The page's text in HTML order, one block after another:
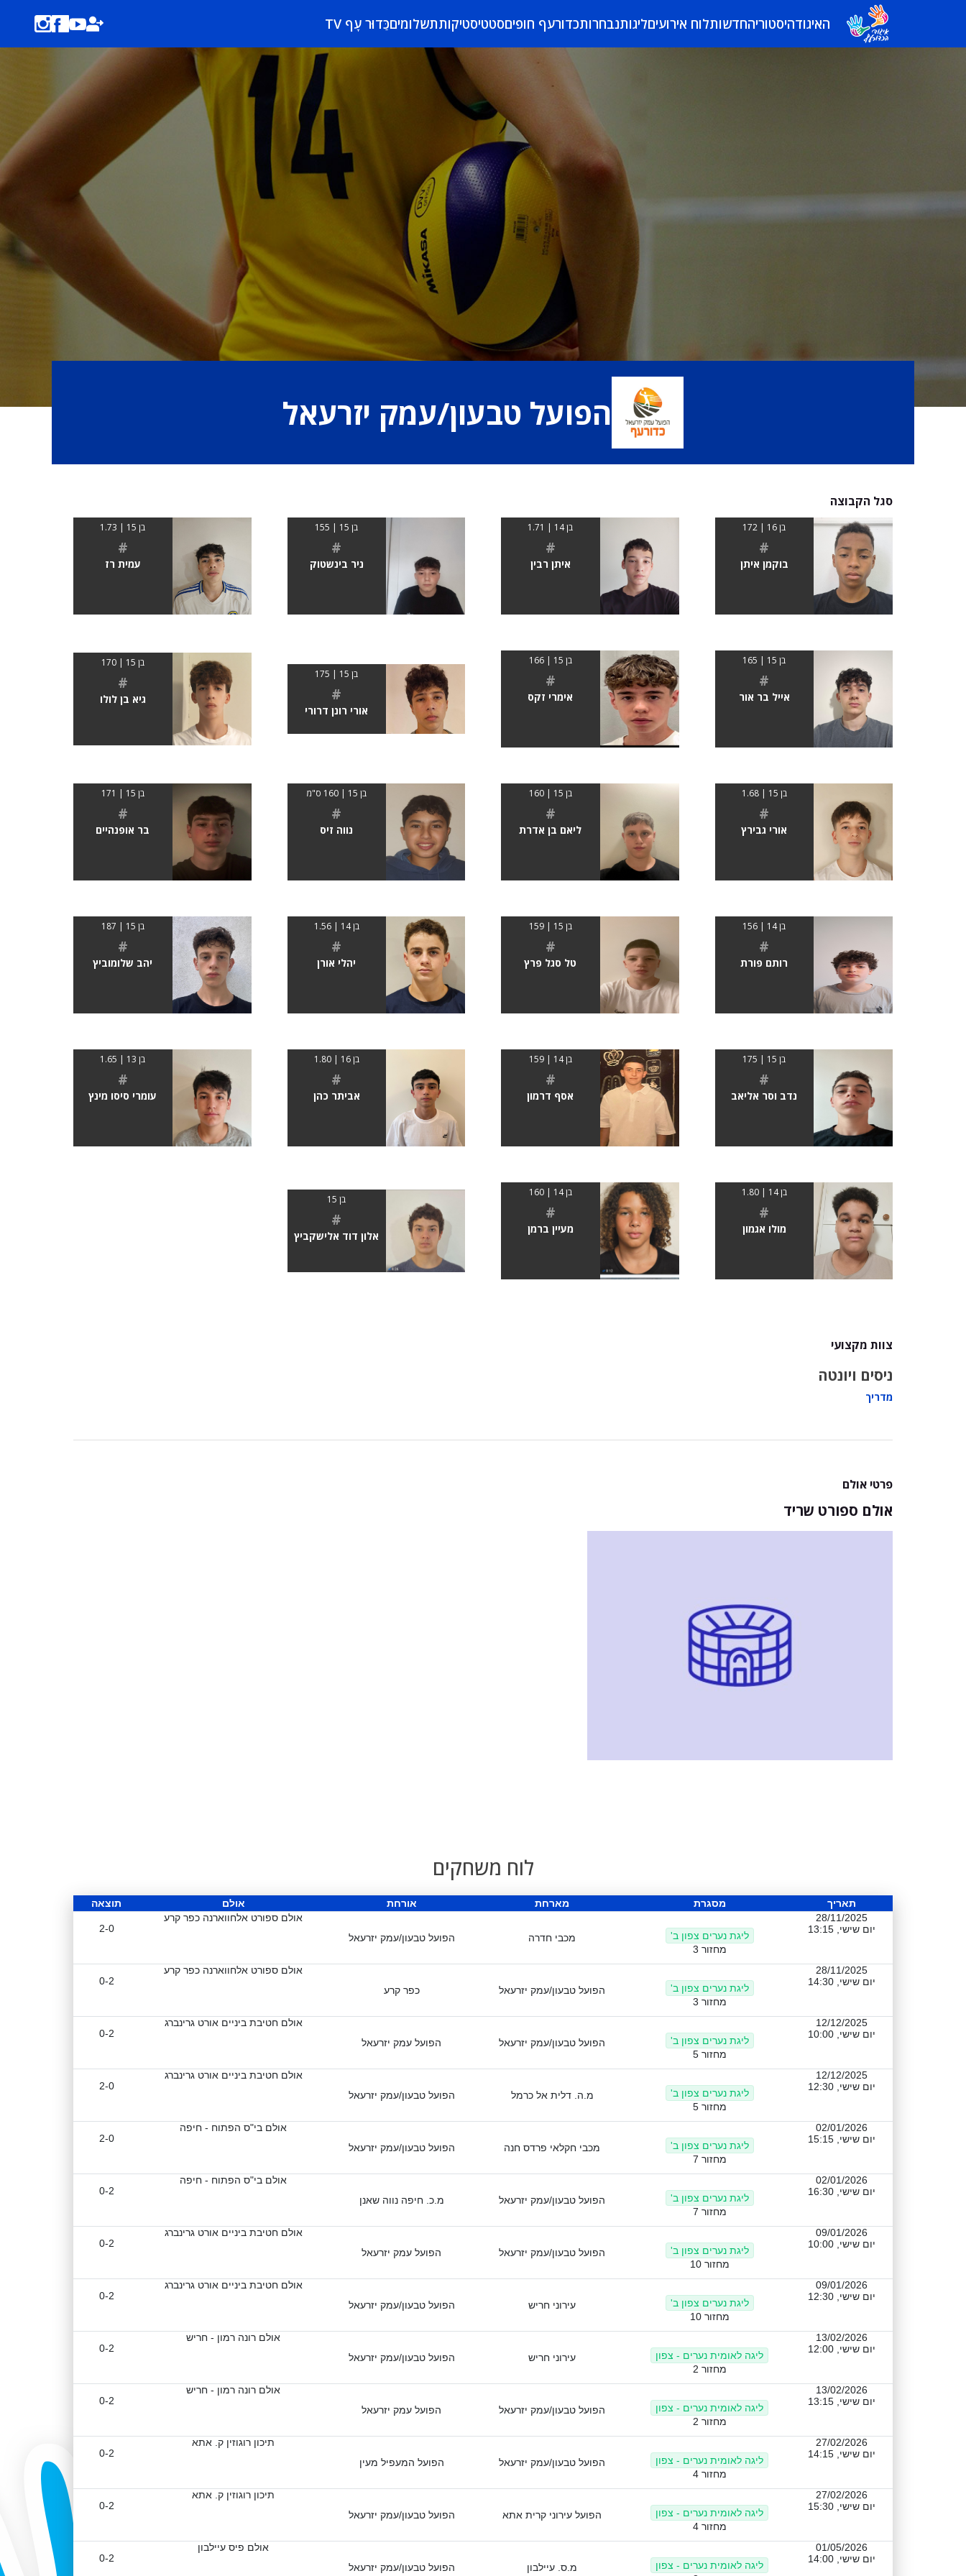
האיגודהיסטוריהחדשותלוח אירועיםליגותנבחרותכדורעף חופיםסטטיסטיקותתשלומיםכַּדוּר עָף TV
הפועל טבעון/עמק יזרעאל
סגל הקבוצה
בן 16 | 172
#
בוקמן איתן
בן 14 | 1.71
#
איתן רבין
בן 15 | 155
#
ניר בינשטוק
בן 15 | 1.73
#
עמית רז
בן 15 | 165
#
אייל בר אור
בן 15 | 166
#
אימרי זקס
בן 15 | 175
#
אורי רונן דרורי
בן 15 | 170
#
גיא בן לולו
בן 15 | 1.68
#
אורי גבירץ
בן 15 | 160
#
ליאם בן אדרת
בן 15 | 160 ס"מ
#
נווה זיס
בן 15 | 171
#
בר אופנהיים
בן 14 | 156
#
רותם פורת
בן 15 | 159
#
טל סגל פרץ
בן 14 | 1.56
#
יהלי אורן
בן 15 | 187
#
יהב שלומוביץ
בן 15 | 175
#
נדב וסר אליאב
בן 14 | 159
#
אסף דרמון
בן 16 | 1.80
#
אביתר כהן
בן 13 | 1.65
#
עומרי סיסו מינץ
בן 14 | 1.80
#
מולו אגמון
בן 14 | 160
#
מעיין ברמן
בן 15
#
אלון דוד אלישקביץ
צוות מקצועי
ניסים ויונטה
מדריך
פרטי אולם
אולם ספורט שריד
לוח משחקים
תאריך מסגרת מארחת אורחת אולם
תוצאה
28/11/2025
יום שישי, 13:15
ליגת נערים צפון ב'
מחזור 3
מכבי חדרה הפועל טבעון/עמק יזרעאל
אולם ספורט אלחווארנה כפר קרע
2-0
28/11/2025
יום שישי, 14:30
ליגת נערים צפון ב'
מחזור 3
הפועל טבעון/עמק יזרעאל כפר קרע
אולם ספורט אלחווארנה כפר קרע
0-2
12/12/2025
יום שישי, 10:00
ליגת נערים צפון ב'
מחזור 5
הפועל טבעון/עמק יזרעאל הפועל עמק יזרעאל
אולם חטיבת ביניים אורט גרינברג
0-2
12/12/2025
יום שישי, 12:30
ליגת נערים צפון ב'
מחזור 5
מ.ה. דלית אל כרמל הפועל טבעון/עמק יזרעאל
אולם חטיבת ביניים אורט גרינברג
2-0
02/01/2026
יום שישי, 15:15
ליגת נערים צפון ב'
מחזור 7
מכבי חקלאי פרדס חנה הפועל טבעון/עמק יזרעאל
אולם בי"ס הפתוח - חיפה
2-0
02/01/2026
יום שישי, 16:30
ליגת נערים צפון ב'
מחזור 7
הפועל טבעון/עמק יזרעאל מ.כ. חיפה נווה שאנן
אולם בי"ס הפתוח - חיפה
0-2
09/01/2026
יום שישי, 10:00
ליגת נערים צפון ב'
מחזור 10
הפועל טבעון/עמק יזרעאל הפועל עמק יזרעאל
אולם חטיבת ביניים אורט גרינברג
0-2
09/01/2026
יום שישי, 12:30
ליגת נערים צפון ב'
מחזור 10
עירוני חריש הפועל טבעון/עמק יזרעאל
אולם חטיבת ביניים אורט גרינברג
0-2
13/02/2026
יום שישי, 12:00
ליגה לאומית נערים - צפון
מחזור 2
עירוני חריש הפועל טבעון/עמק יזרעאל
אולם רונה רמון - חריש
0-2
13/02/2026
יום שישי, 13:15
ליגה לאומית נערים - צפון
מחזור 2
הפועל טבעון/עמק יזרעאל הפועל עמק יזרעאל
אולם רונה רמון - חריש
0-2
27/02/2026
יום שישי, 14:15
ליגה לאומית נערים - צפון
מחזור 4
הפועל טבעון/עמק יזרעאל הפועל המעפיל מעין
תיכון רוגוזין ק. אתא
0-2
27/02/2026
יום שישי, 15:30
ליגה לאומית נערים - צפון
מחזור 4
הפועל עירוני קרית אתא הפועל טבעון/עמק יזרעאל
תיכון רוגוזין ק. אתא
0-2
01/05/2026
יום שישי, 14:00
ליגה לאומית נערים - צפון
מ.ס. עיילבון הפועל טבעון/עמק יזרעאל
אולם פיס עיילבון
0-2